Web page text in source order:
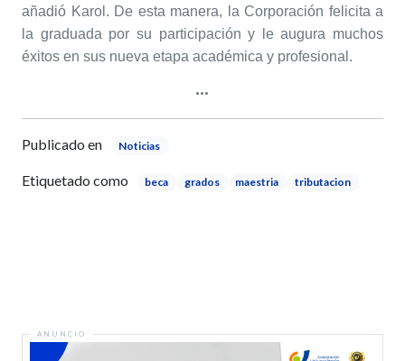
añadió Karol. De esta manera, la Corporación felicita a
la graduada por su participación y le augura muchos
éxitos en sus nueva etapa académica y profesional.
Publicado en Noticias
Etiquetado como beca grados maestria tributacion